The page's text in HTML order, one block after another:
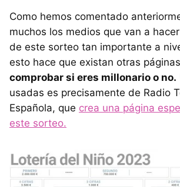
Como hemos comentado
muchos los medios que van a
de este sorteo tan importante a
esto hace que existan otras
comprobar si eres millonario o no.
usadas es precisamente de Radio
Española, que crea una página
este sorteo.